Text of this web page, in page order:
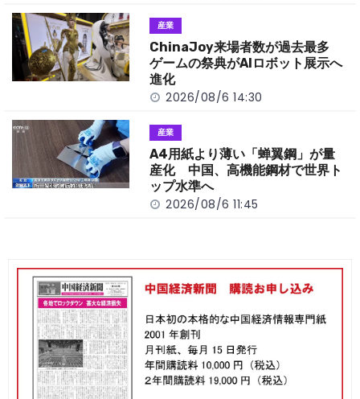
産業
ChinaJoy来場者数が過去最多
ゲームの祭典がAIロボット展示へ
進化
2026/08/6 14:30
産業
A4用紙より薄い「蝉翼鋼」が量
産化 中国、高機能鋼材で世界ト
ップ水準へ
2026/08/6 11:45